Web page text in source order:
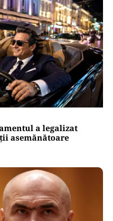
a legalizat
asemănătoare